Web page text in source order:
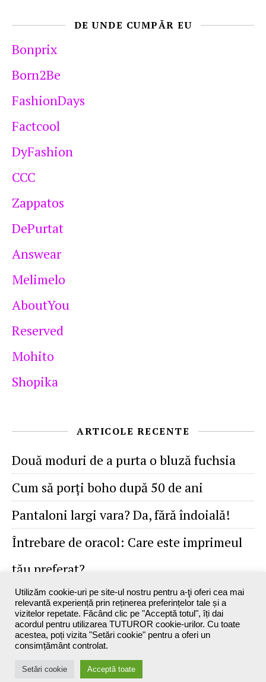
DE UNDE CUMPĂR EU
Bonprix
Born2Be
FashionDays
Factcool
DyFashion
CCC
Zappatos
DePurtat
Answear
Melimelo
AboutYou
Reserved
Mohito
Shopika
ARTICOLE RECENTE
Două moduri de a purta o bluză fuchsia
Cum să porţi boho după 50 de ani
Pantaloni largi vara? Da, fără îndoială!
Întrebare de oracol: Care este imprimeul
tău preferat?
Maxine`s Blog - 2026 ©
Utilizăm cookie-uri pe site-ul nostru pentru a-ţi oferi cea mai
relevantă experiență prin reținerea preferințelor tale și a
vizitelor repetate. Făcând clic pe "Acceptă totul", îți dai
acordul pentru utilizarea TUTUROR cookie-urilor. Cu toate
acestea, poți vizita "Setări cookie" pentru a oferi un
consimțământ controlat.
Setări cookie Acceptă toate